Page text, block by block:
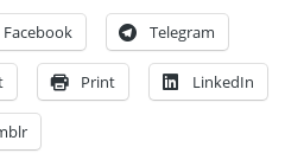
Facebook Telegram
Print LinkedIn